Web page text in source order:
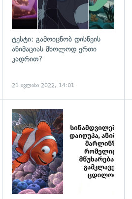
ტესტი: გამოიცნობ დისნეის
ანიმაციას მხოლოდ ერთი
კადრით?
21 ივლისი 2022, 14:01
გადახედვა